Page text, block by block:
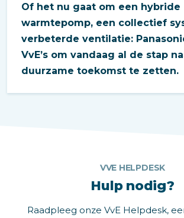
Of het nu gaat om een hybride
warmtepomp, een collectief
verbeterde ventilatie:
VvE’s om vandaag al de stap
duurzame toekomst te zetten.
VVE HELPDESK
Hulp nodig?
Raadpleeg onze VvE Helpdesk,